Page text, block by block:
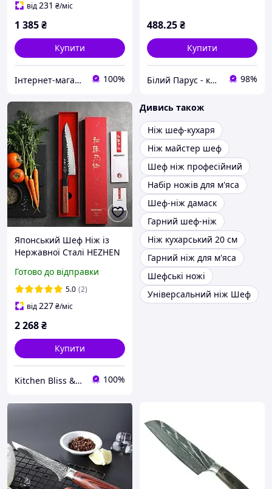
від231 ₴/міс
1 385₴
Купити
Інтернет-магазин Ніж та Смак 100%
488.25₴
Купити
Білий Парус - комплексне обслуговування в сегменті HoReCa та B2B 98%
Японський Шеф Ніж із
Нержавної Сталі HEZHEN
ніж у Подарунковій
Коробці
Готово до відправки
5.0 (2)
від227₴/міс
2 268₴
Купити
Kitchen Bliss & Blade Kiss 100%
Дивись також
Ніж шеф-кухаря
Ніж майстер шеф
Шеф ніж професійний
Набір ножів для м'яса
Шеф-ніж дамаск
Гарний шеф-ніж
Ніж кухарський 20 см
Гарний ніж для м'яса
Шефські ножі
Універсальний ніж Шеф